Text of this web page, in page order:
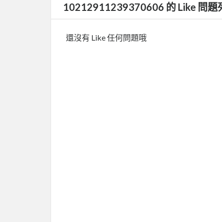
10212911239370606 的 Like 問題
還沒有 Like 任何問題哦